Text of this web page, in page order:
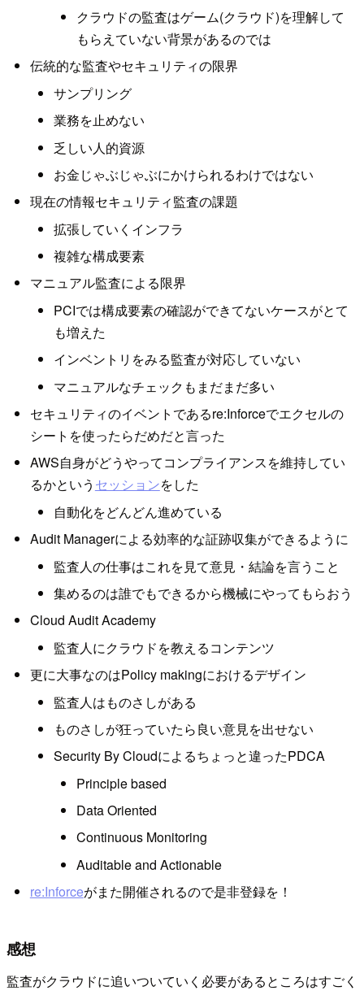
クラウドの監査はゲーム(クラウド)を理解して
もらえていない背景があるのでは
伝統的な監査やセキュリティの限界
サンプリング
業務を止めない
乏しい人的資源
お金じゃぶじゃぶにかけられるわけではない
現在の情報セキュリティ監査の課題
拡張していくインフラ
複雑な構成要素
マニュアル監査による限界
PCIでは構成要素の確認ができてないケースがとて
も増えた
インベントリをみる監査が対応していない
マニュアルなチェックもまだまだ多い
セキュリティのイベントであるre:Inforceでエクセルの
シートを使ったらだめだと言った
AWS自身がどうやってコンプライアンスを維持してい
るかという セッションをした
自動化をどんどん進めている
Audit Managerによる効率的な証跡収集ができるように
監査人の仕事はこれを見て意見・結論を言うこと
集めるのは誰でもできるから機械にやってもらおう
Cloud Audit Academy
監査人にクラウドを教えるコンテンツ
更に大事なのはPolicy makingにおけるデザイン
監査人はものさしがある
ものさしが狂っていたら良い意見を出せない
Security By Cloudによるちょっと違ったPDCA
Principle based
Data Oriented
Continuous Monitoring
Auditable and Actionable
re:Inforceがまた開催されるので是非登録を！
感想
監査がクラウドに追いついていく必要があるところはすごく